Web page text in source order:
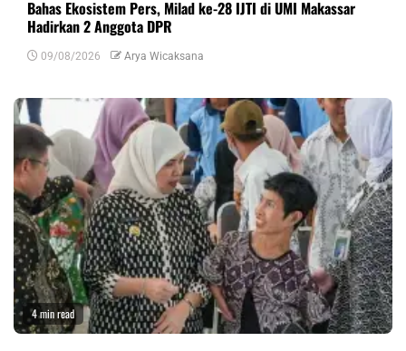
Bahas Ekosistem Pers, Milad ke-28 IJTI di UMI Makassar
Hadirkan 2 Anggota DPR
09/08/2026 Arya Wicaksana
4 min read